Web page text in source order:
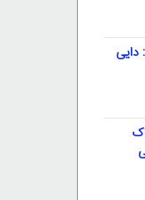
دایی